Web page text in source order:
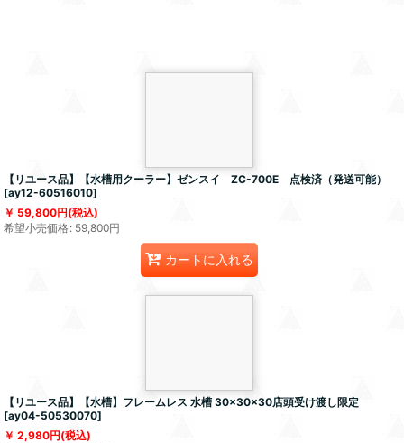
【リユース品】【水槽用クーラー】ゼンスイ ZC-700E 点検済（発送可能）
[ay12-60516010]
59,800円(税込)
希望小売価格: 59,800円
カートに入れる
【リユース品】【水槽】フレームレス 水槽 30×30×30店頭受け渡し限定
[ay04-50530070]
2,980円(税込)